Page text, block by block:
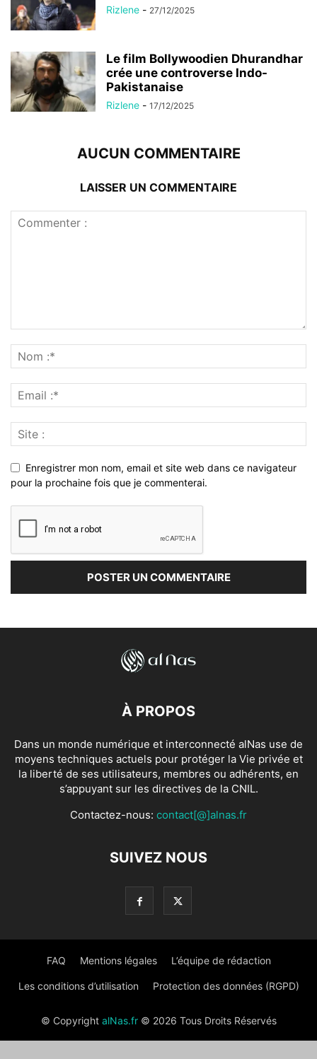
Rizlene - 27/12/2025
Le film Bollywoodien Dhurandhar
crée une controverse Indo-
Pakistanaise
Rizlene - 17/12/2025
AUCUN COMMENTAIRE
LAISSER UN COMMENTAIRE
Enregistrer mon nom, email et site web dans ce navigateur
pour la prochaine fois que je commenterai.
À PROPOS
Dans un monde numérique et interconnecté alNas use de
moyens techniques actuels pour protéger la Vie privée et
la liberté de ses utilisateurs, membres ou adhérents, en
s’appuyant sur les directives de la CNIL.
Contactez-nous: contact[@]alnas.fr
SUIVEZ NOUS
FAQ Mentions légales L’équipe de rédaction
Les conditions d’utilisation Protection des données (RGPD)
© Copyright alNas.fr© 2026 Tous Droits Réservés